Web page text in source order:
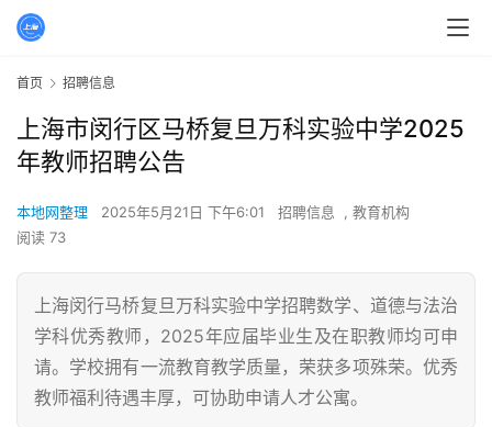
首页 招聘信息
上海市闵行区马桥复旦万科实验中学2025
年教师招聘公告
本地网整理 2025年5月21日 下午6:01 招聘信息 , 教育机构
阅读 73
上海闵行马桥复旦万科实验中学招聘数学、道德与法治
学科优秀教师，2025年应届毕业生及在职教师均可申
请。学校拥有一流教育教学质量，荣获多项殊荣。优秀
教师福利待遇丰厚，可协助申请人才公寓。